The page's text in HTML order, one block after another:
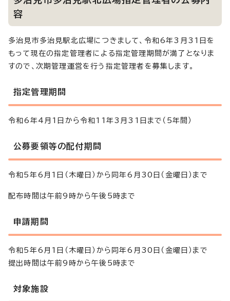
容
多治見市多治見駅北広場につきまして、令和6年3月31日を
もって現在の指定管理者による指定管理期間が満了となりま
すので、次期管理運営を行う指定管理者を募集します。
指定管理期間
令和6年4月1日から令和11年3月31日まで（5年間）
公募要領等の配付期間
令和5年6月1日（木曜日）から同年6月30日（金曜日）まで
配布時間は午前9時から午後5時まで
申請期間
令和5年6月1日（木曜日）から同年6月30日（金曜日）まで
提出時間は午前9時から午後5時まで
対象施設